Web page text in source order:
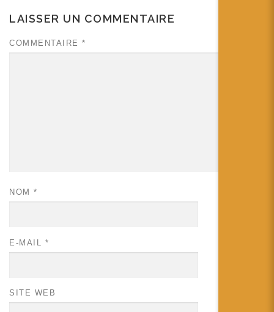
LAISSER UN COMMENTAIRE
COMMENTAIRE *
NOM *
E-MAIL *
SITE WEB